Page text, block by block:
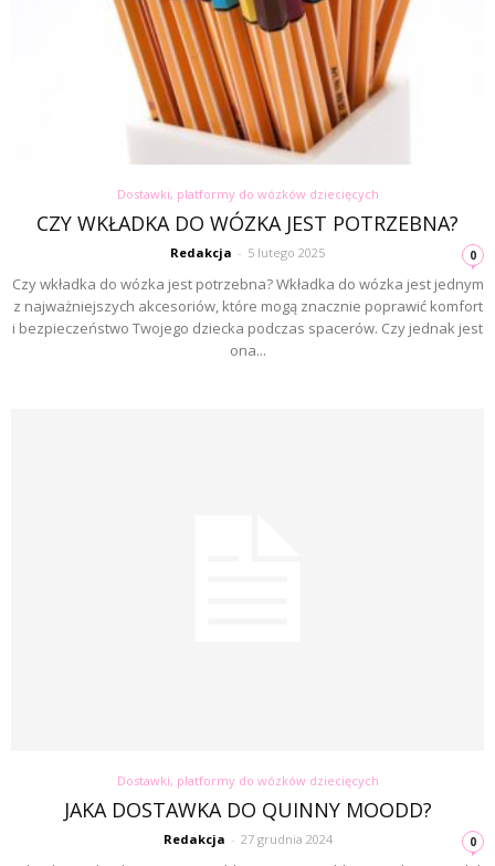
Dostawki, platformy do wózków dziecięcych
CZY WKŁADKA DO WÓZKA JEST POTRZEBNA?
Redakcja - 5 lutego 2025 0
Czy wkładka do wózka jest potrzebna? Wkładka do wózka jest jednym
z najważniejszych akcesoriów, które mogą znacznie poprawić komfort
i bezpieczeństwo Twojego dziecka podczas spacerów. Czy jednak jest
ona...
Dostawki, platformy do wózków dziecięcych
JAKA DOSTAWKA DO QUINNY MOODD?
Redakcja - 27 grudnia 2024 0